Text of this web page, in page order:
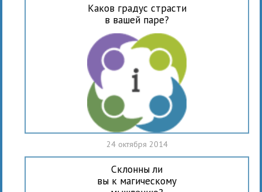
Каков градус страсти
в вашей паре?
24 октября 2014
Склонны ли
вы к магическому